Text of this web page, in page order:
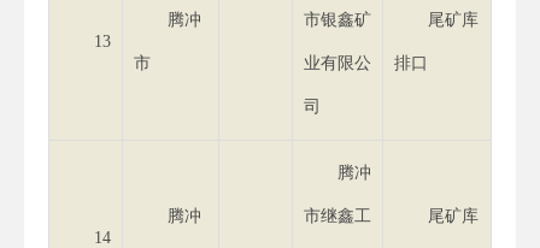
13
腾冲
市
市银鑫矿
业有限公
司
尾矿库
排口
14
腾冲
腾冲
市继鑫工 尾矿库